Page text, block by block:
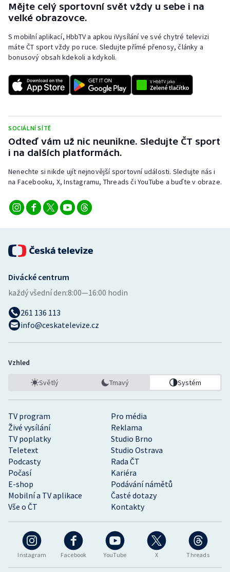
Rychlobruslení
Rychlostní kanoistika
Sportovní střelba
Stolní tenis
Triatlon
Veslování
Volejbal
Mějte celý sportovní svět vždy u sebe i na
velké obrazovce.
S mobilní aplikací, HbbTV a apkou iVysílání ve své chytré televizi
máte ČT sport vždy po ruce. Sledujte přímé přenosy, články a
bonusový obsah kdekoli a kdykoli.
SOCIÁLNÍ SÍTĚ
Odteď vám už nic neunikne. Sledujte ČT sport
i na dalších platformách.
Nenechte si nikde ujít nejnovější sportovní události. Sledujte nás i
na Facebooku, X, Instagramu, Threads či YouTube a buďte v obraze.
Instagram Facebook YouTube X Threads
TV program
Pro média
Živé vysílání
Reklama
TV poplatky
Studio Brno
Teletext
Studio Ostrava
Podcasty
Rada ČT
Počasí
Kariéra
E-shop
Podávání námětů
Mobilní a TV aplikace
Časté dotazy
Vše o ČT
Kontakty
Divácké centrum
každý všední den:8:00—16:00 hodin
261 136 113
info@ceskatelevize.cz
Vzhled
Světlý Tmavý Systém